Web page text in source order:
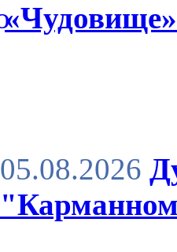
«Чудовище»
05.08.2026